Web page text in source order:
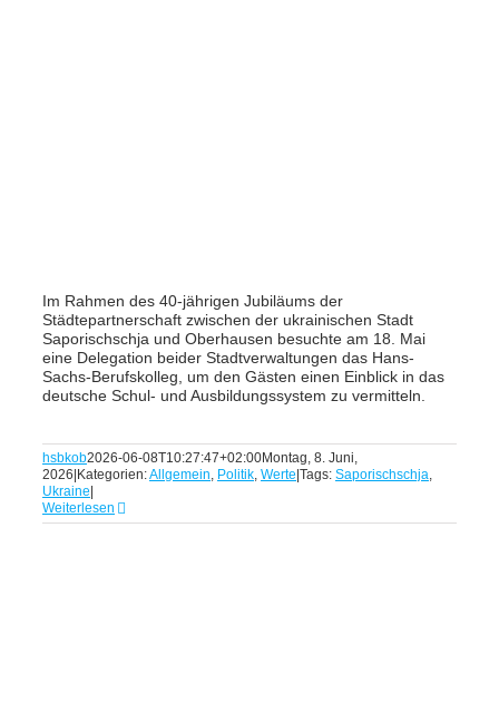
Im Rahmen des 40-jährigen Jubiläums der
Städtepartnerschaft zwischen der ukrainischen Stadt
Saporischschja und Oberhausen besuchte am 18. Mai
eine Delegation beider Stadtverwaltungen das Hans-
Sachs-Berufskolleg, um den Gästen einen Einblick in das
deutsche Schul- und Ausbildungssystem zu vermitteln.
hsbkob2026-06-08T10:27:47+02:00Montag, 8. Juni,
2026 Kategorien:Allgemein, Politik, Werte Tags: Saporischschja,
Ukraine
Weiterlesen